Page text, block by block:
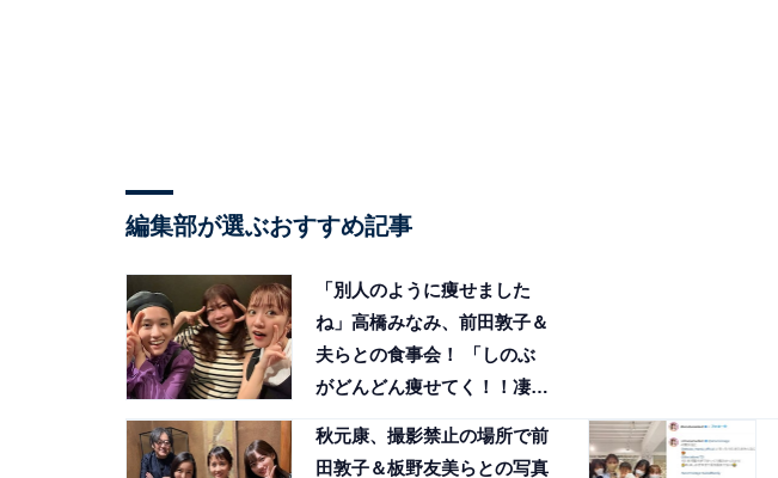
編集部が選ぶおすすめ記事
「別人のように痩せました
ね」高橋みなみ、前田敦子＆
夫らとの食事会！ 「しのぶ
がどんどん痩せてく！！凄
秋元康、撮影禁止の場所で前
田敦子＆板野友美らとの写真